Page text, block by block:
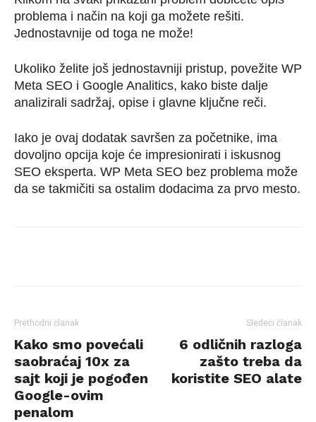
problema i način na koji ga možete rešiti.
Jednostavnije od toga ne može!
Ukoliko želite još jednostavniji pristup, povežite WP
Meta SEO i Google Analitics, kako biste dalje
analizirali sadržaj, opise i glavne ključne reči.
Iako je ovaj dodatak savršen za početnike, ima
dovoljno opcija koje će impresionirati i iskusnog
SEO eksperta. WP Meta SEO bez problema može
da se takmičiti sa ostalim dodacima za prvo mesto.
Prethodni članak
Kako smo povećali
saobraćaj 10x za
sajt koji je pogođen
Google-ovim
penalom
Sledeći članak
6 odličnih razloga
zašto treba da
koristite SEO alate